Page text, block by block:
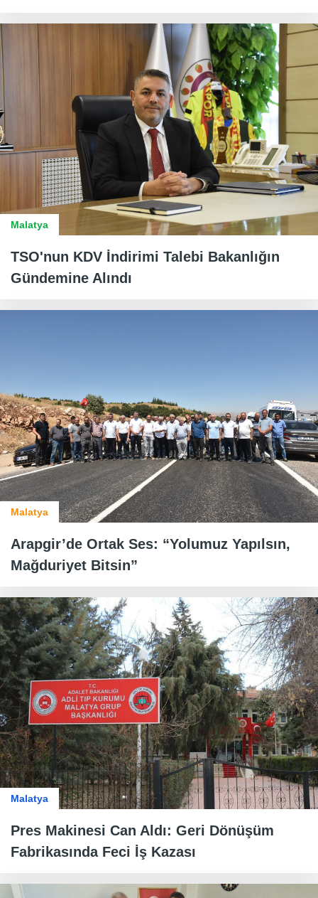
Malatya
TSO'nun KDV İndirimi Talebi Bakanlığın
Gündemine Alındı
Malatya
Arapgir’de Ortak Ses: “Yolumuz Yapılsın,
Mağduriyet Bitsin”
Malatya
Pres Makinesi Can Aldı: Geri Dönüşüm
Fabrikasında Feci İş Kazası